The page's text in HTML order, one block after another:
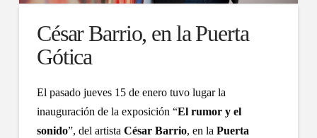
César Barrio, en la Puerta
Gótica
El pasado jueves 15 de enero tuvo lugar la
inauguración de la exposición “El rumor y el
sonido”, del artista César Barrio, en la Puerta